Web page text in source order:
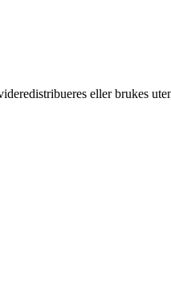
eller brukes